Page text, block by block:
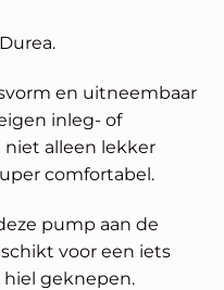
en uitneembaar
inleg- of
niet alleen lekker
comfortabel.
pump aan de
voor een iets
hiel geknepen.